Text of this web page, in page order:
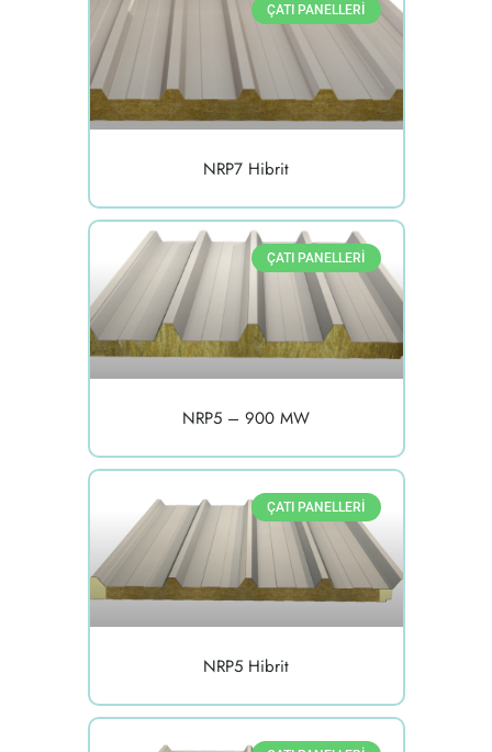
ÇATI PANELLERI
NRP7 Hibrit
ÇATI PANELLERI
NRP5 – 900 MW
ÇATI PANELLERI
NRP5 Hibrit